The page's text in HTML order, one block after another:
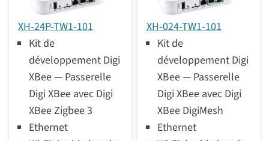
XH-24P-TW1-101
Kit de
développement Digi
XBee — Passerelle
Digi XBee avec Digi
XBee Zigbee 3
Ethernet
XH-024-TW1-101
Kit de
développement Digi
XBee — Passerelle
Digi XBee avec Digi
XBee DigiMesh
Ethernet